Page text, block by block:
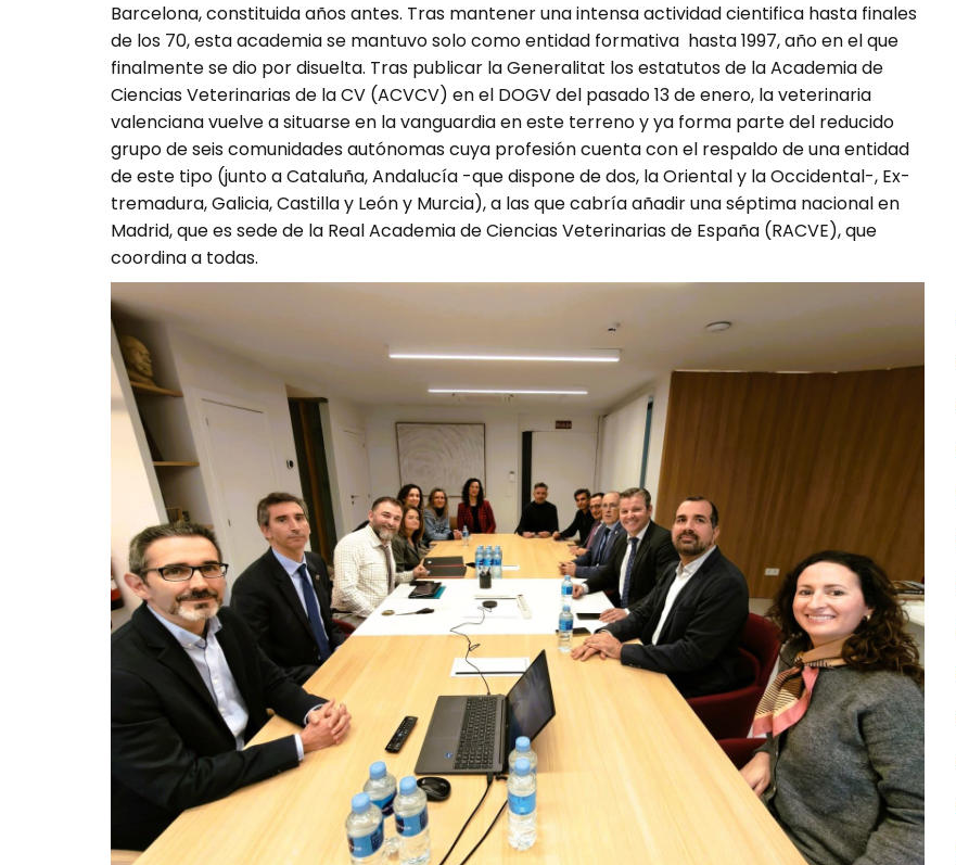
Barcelona, cons­­­ti­tui­da años antes. Tras mantener una intensa ac­ti­vi­dad cien­ti­fi­ca hasta finales
de los 70, esta academia se mantuvo solo como entidad formativa hasta 1997, año en el que
finalmente se dio por disuelta. Tras pu­blicar la Generalitat los estatutos de la Academia de
Ciencias Veterinarias de la CV (ACVCV) en el DOGV del pa­sado 13 de enero, la veterinaria
valenciana vuelve a situarse en la vanguardia en este terreno y ya forma par­te del re­­ducido
grupo de seis co­munidades autónomas cuya profesión cuenta con el respaldo de una entidad
de este tipo (jun­to a Cataluña, Andalucía -que dispone de dos, la Oriental y la Occidental-, Ex­
tremadura, Galicia, Castilla y León y Mur­cia), a las que cabría añadir una séptima nacional en
Madrid, que es sede de la Real Academia de Ciencias Veterinarias de España (RACVE), que
coordina a todas.